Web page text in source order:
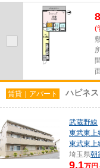
なくゴミ出しが楽になります。
(
賃貸｜アパート ハピネス
武蔵野線
東武東上
東武東上
埼玉県朝
9.1万円